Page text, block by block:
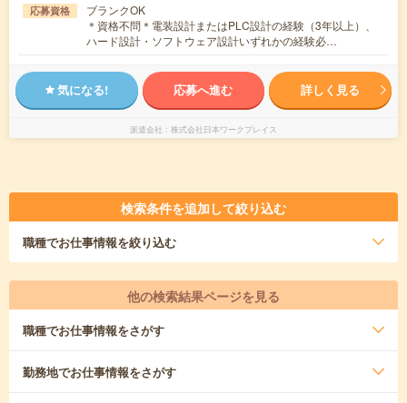
応募資格
ブランクOK
＊資格不問＊電装設計またはPLC設計の経験（3年以上）、
ハード設計・ソフトウェア設計いずれかの経験必…
気になる! 応募へ進む 詳しく見る
派遣会社 株式会社日本ワークプレイス
検索条件を追加して絞り込む
職種でお仕事情報を絞り込む
他の検索結果ページを見る
職種でお仕事情報をさがす
勤務地でお仕事情報をさがす